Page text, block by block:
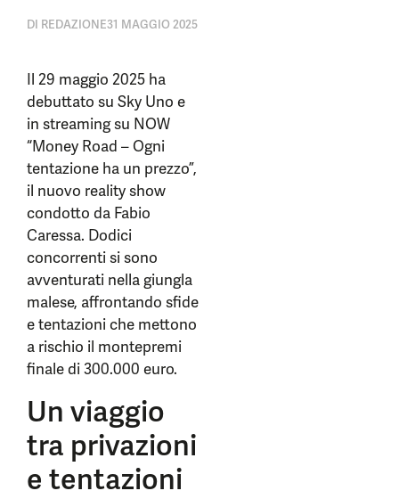
DI REDAZIONE31 MAGGIO 2025
Il 29 maggio 2025 ha
debuttato su Sky Uno e
in streaming su NOW
“Money Road – Ogni
tentazione ha un prezzo”,
il nuovo reality show
condotto da Fabio
Caressa. Dodici
concorrenti si sono
avventurati nella giungla
malese, affrontando sfide
e tentazioni che mettono
a rischio il montepremi
finale di 300.000 euro.
Un viaggio
tra privazioni
e tentazioni